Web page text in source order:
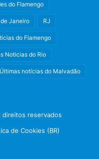
do Flamengo
de Janeiro RJ
do Flamengo
Noticias do Rio
Últimas notícias do Malvadão
reservados
de Cookies (BR)